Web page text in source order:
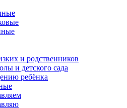
и родственников
и детского сада
ребёнка